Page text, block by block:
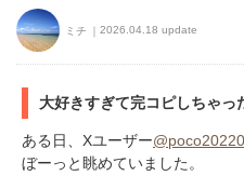
ミチ 2026.04.18 update
大好きすぎて完コピしちゃっ
ある日、Xユーザー
ぼーっと眺めていました。